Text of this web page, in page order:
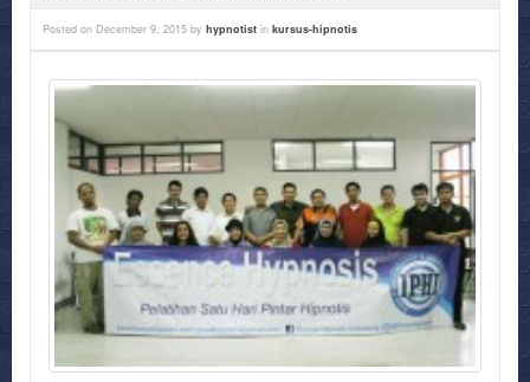
Posted on December 9, 2015 by hypnotist in kursus-hipnotis